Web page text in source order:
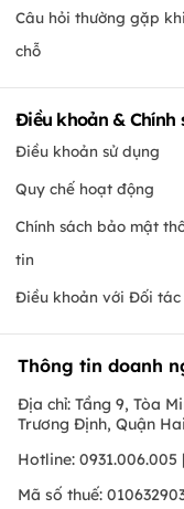
Câu hỏi thường gặp
chỗ
Điều khoản & Chính
Điều khoản sử dụng
Quy chế hoạt động
Chính sách bảo mật
tin
Điều khoản với Đối tác
Thông tin doanh
Địa chỉ: Tầng 9, Tòa
Trương Định, Quận
Hotline: 0931.006.005
Mã số thuế: